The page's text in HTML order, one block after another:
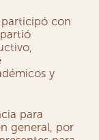
participó con
y
para
general, por